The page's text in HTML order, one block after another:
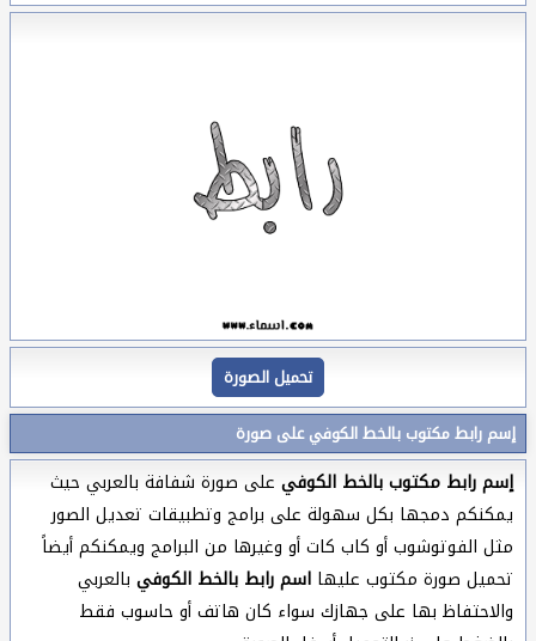
تحميل الصورة
إسم رابط مكتوب بالخط الكوفي على صورة
إسم رابط مكتوب بالخط الكوفي على صورة شفافة بالعربي حيث
يمكنكم دمجها بكل سهولة على برامج وتطبيقات تعديل الصور
مثل الفوتوشوب أو كاب كات أو وغيرها من البرامج ويمكنكم أيضاً
تحميل صورة مكتوب عليها اسم رابط بالخط الكوفي بالعربي
والاحتفاظ بها على جهازك سواء كان هاتف أو حاسوب فقط